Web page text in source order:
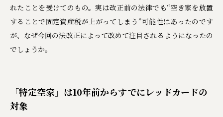
れたことを受けてのもの。実は改正前の法律でも“空き家を放置
することで固定資産税が上がってしまう”可能性はあったのです
が、なぜ今回の法改正によって改めて注目されるようになったの
でしょうか。
「特定空家」は10年前からすでにレッドカードの
対象